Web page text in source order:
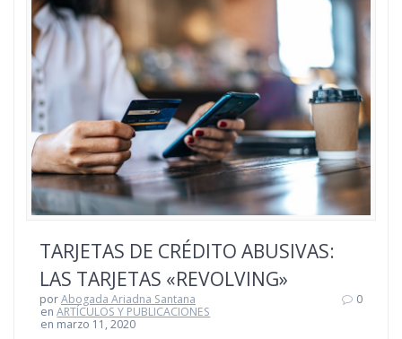
TARJETAS DE CRÉDITO ABUSIVAS:
LAS TARJETAS «REVOLVING»
porAbogada Ariadna Santana
enARTÍCULOS Y PUBLICACIONES
en marzo 11, 2020
0